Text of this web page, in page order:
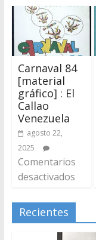
Carnaval 84
[material
gráfico] : El
Callao
Venezuela
agosto 22,
2025
Comentarios
desactivados
Recientes